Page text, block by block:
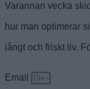
Varannan vecka
hur man optimerar
långt och friskt liv.
Email